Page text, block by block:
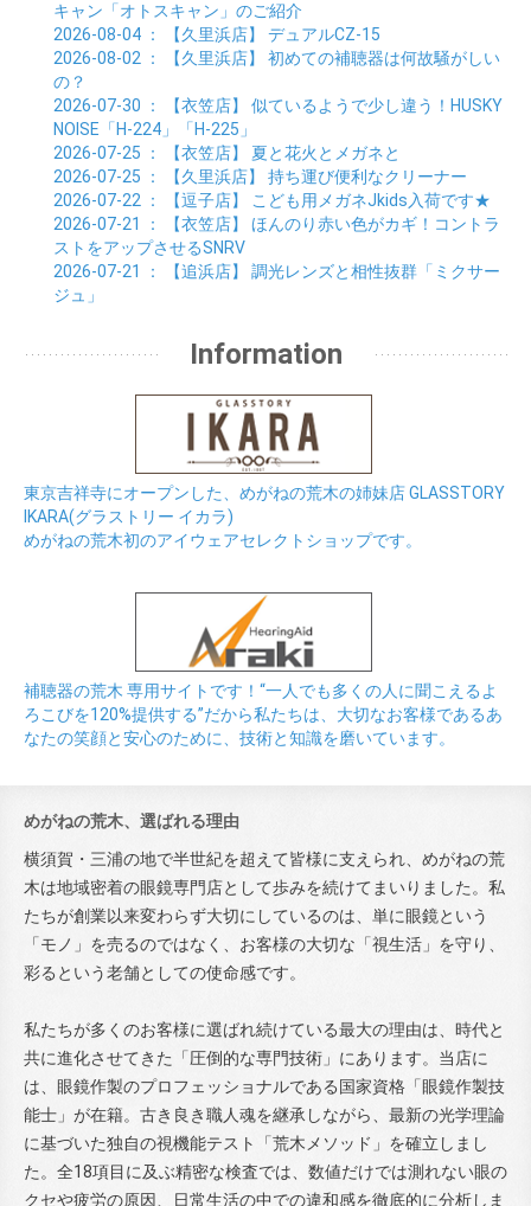
キャン「オトスキャン」のご紹介
2026-08-04 ： 【久里浜店】 デュアルCZ-15
2026-08-02 ： 【久里浜店】 初めての補聴器は何故騒がしい
の？
2026-07-30 ： 【衣笠店】 似ているようで少し違う！HUSKY
NOISE「H-224」「H-225」
2026-07-25 ： 【衣笠店】 夏と花火とメガネと
2026-07-25 ： 【久里浜店】 持ち運び便利なクリーナー
2026-07-22 ： 【逗子店】
こども用メガネJkids入荷です★
2026-07-21
： 【衣笠店】 ほんのり赤い色がカギ！コントラ
ストをアップさせるSNRV
2026-07-21
： 【追浜店】 調光レンズと相性抜群「ミクサー
ジュ」
Information
東京吉祥寺にオープンした、めがねの荒木の姉妹店 GLASSTORY
IKARA(グラストリー イカラ)
めがねの荒木初のアイウェアセレクトショップです。
補聴器の荒木 専用サイトです！“一人でも多くの人に聞こえるよ
ろこびを120%提供する”だから私たちは、大切なお客様であるあ
なたの笑顔と安心のために、技術と知識を磨いています。
めがねの荒木、選ばれる理由
横須賀・三浦の地で半世紀を超えて皆様に支えられ、めがねの荒
木は地域密着の眼鏡専門店として歩みを続けてまいりました。私
たちが創業以来変わらず大切にしているのは、単に眼鏡という
「モノ」を売るのではなく、お客様の大切な「視生活」を守り、
彩るという老舗としての使命感です。
私たちが多くのお客様に選ばれ続けている最大の理由は、時代と
共に進化させてきた「圧倒的な専門技術」にあります。当店に
は、眼鏡作製のプロフェッショナルである国家資格「眼鏡作製技
能士」が在籍。古き良き職人魂を継承しながら、最新の光学理論
に基づいた独自の視機能テスト「荒木メソッド」を確立しまし
た。全18項目に及ぶ精密な検査では、数値だけでは測れない眼の
クセや疲労の原因、日常生活の中での違和感を徹底的に分析しま